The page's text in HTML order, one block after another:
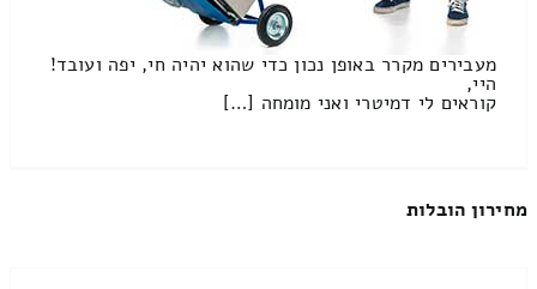
מעבירים מקרר באופן נכון כדי שהוא יהיה חי, יפה ועובד!
היי,
קוראים לי דמיטרי ואני מומחה […]
מחירון הובלות